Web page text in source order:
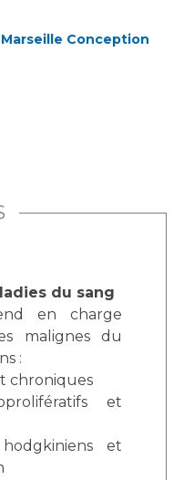
Conception
du sang
en charge
malignes du
:
chroniques
et
et